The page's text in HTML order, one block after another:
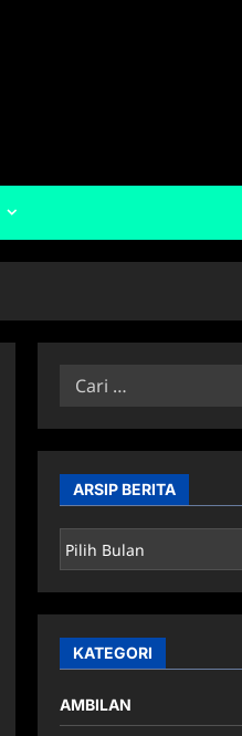
Cari
ARSIP BERITA
ARSIP
BERITA
KATEGORI
AMBILAN